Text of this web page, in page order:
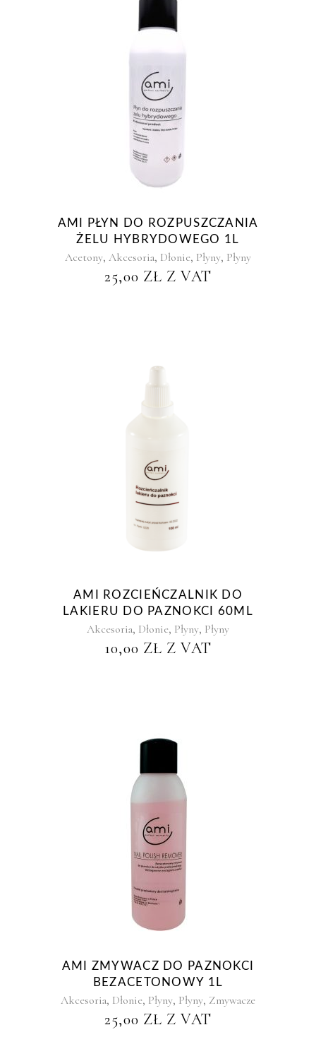
AMI PŁYN DO ROZPUSZCZANIA
ŻELU HYBRYDOWEGO 1L
Acetony, Akcesoria, Dłonie, Płyny, Płyny
25,00 ZŁ Z VAT
AMI ROZCIEŃCZALNIK DO
LAKIERU DO PAZNOKCI 60ML
Akcesoria, Dłonie, Płyny, Płyny
10,00 ZŁ Z VAT
AMI ZMYWACZ DO PAZNOKCI
BEZACETONOWY 1L
Akcesoria, Dłonie, Płyny, Płyny, Zmywacze
25,00 ZŁ Z VAT